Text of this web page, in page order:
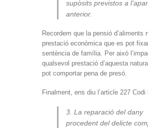
supòsits previstos a
anterior.
Recordem que la pensió d’aliments
prestació econòmica que es pot
sentència de família. Per això
qualsevol prestació d’aquesta
pot comportar pena de presó.
Finalment, ens diu l’article 227 Codi
3. La reparació del dany
procedent del delicte